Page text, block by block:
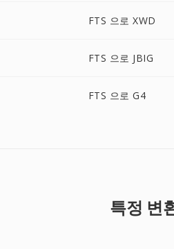
FTS 으로 XWD
FTS 으로 JBIG
FTS 으로 G4
특정 변